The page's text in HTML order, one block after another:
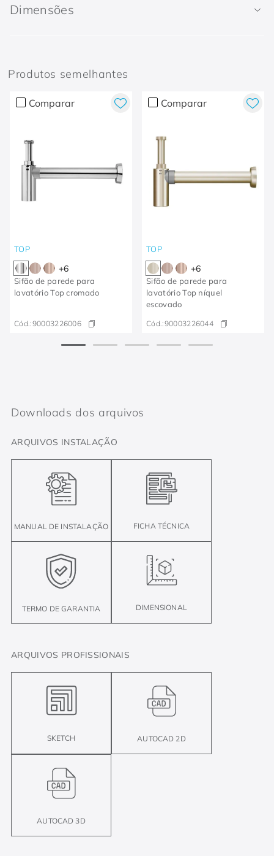
Dimensões
Produtos semelhantes
Comparar
TOP
+6
Sifão de parede para
lavatório Top cromado
Cód.:90003226006
Comparar
TOP
+6
Sifão de parede para
lavatório Top níquel
escovado
Cód.:90003226044
Downloads dos arquivos
ARQUIVOS INSTALAÇÃO
MANUAL DE INSTALAÇÃO FICHA TÉCNICA
TERMO DE GARANTIA DIMENSIONAL
ARQUIVOS PROFISSIONAIS
SKETCH AUTOCAD 2D
AUTOCAD 3D